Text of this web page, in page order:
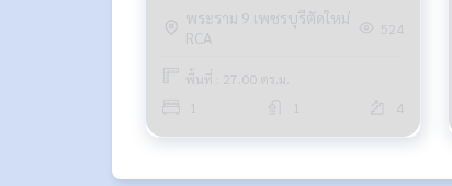
4692พระราม 9 เพชรบุรีตัดใหม่
RCA
524
พื้นที่ : 27.00 ตร.ม.
4